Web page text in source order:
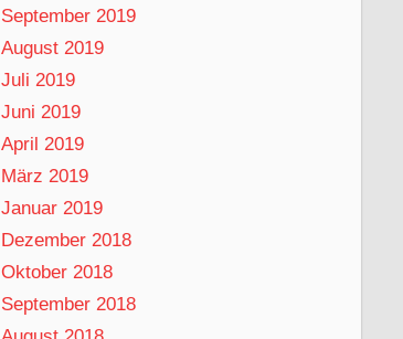
September 2019
August 2019
Juli 2019
Juni 2019
April 2019
März 2019
Januar 2019
Dezember 2018
Oktober 2018
September 2018